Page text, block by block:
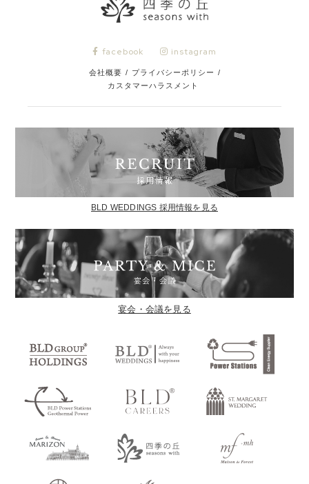
facebook instagram
会社概要 / プライバシーポリシー /
カスタマーハラスメント
BLD WEDDINGS 採用情報を見る
宴会・会議を見る